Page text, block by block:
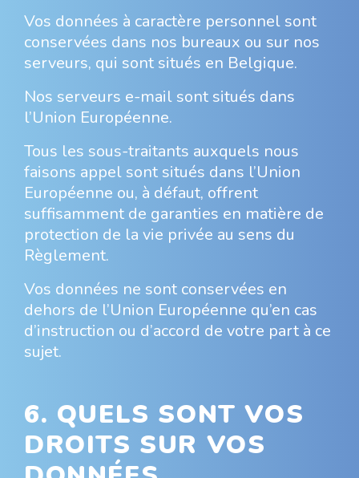
Vos données à caractère personnel sont
conservées dans nos bureaux ou sur nos
serveurs, qui sont situés en Belgique.
Nos serveurs e-mail sont situés dans
l’Union Européenne.
Tous les sous-traitants auxquels nous
faisons appel sont situés dans l’Union
Européenne ou, à défaut, offrent
suffisamment de garanties en matière de
protection de la vie privée au sens du
Règlement.
Vos données ne sont conservées en
dehors de l’Union Européenne qu’en cas
d’instruction ou d’accord de votre part à ce
sujet.
6. QUELS SONT VOS
DROITS SUR VOS